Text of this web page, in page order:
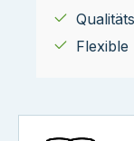
Flexible